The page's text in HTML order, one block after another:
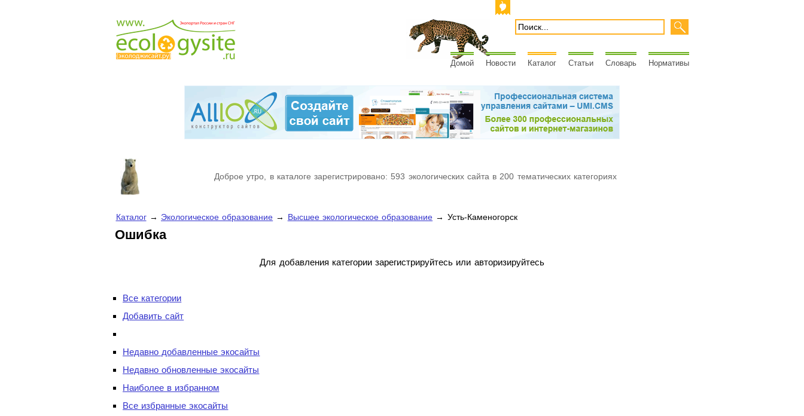
Домой Новости Каталог Статьи Словарь Нормативы
Доброе утро, в каталоге зарегистрировано: 593 экологических сайта в 200 тематических категориях
Каталог→ Экологическое образование → Высшее экологическое образование → Усть-Каменогорск
Ошибка
Для добавления категории зарегистрируйтесь или авторизируйтесь
Все категории
Добавить сайт
Недавно добавленные экосайты
Недавно обновленные экосайты
Наиболее в избранном
Все избранные экосайты